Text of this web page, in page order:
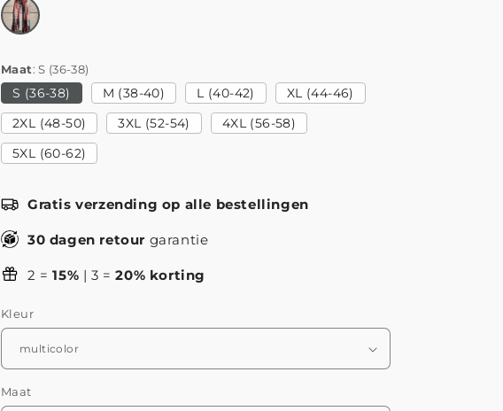
Maat S (36-38)
S (36-38) M (38-40) L (40-42)
XL (44-46)
2XL (48-50)
3XL (52-54)
4XL (56-58)
5XL (60-62)
Gratis verzending op alle bestellingen
30 dagen retour garantie
2 =15% | 3 =20% korting
Kleur
Maat